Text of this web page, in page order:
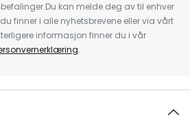
kan melde deg av til enhver
finner i alle nyhetsbrevene eller via vårt
informasjon finner du i vår
.